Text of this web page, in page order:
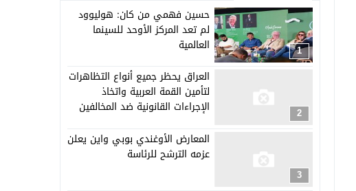
1
حسين فهمي من كان: هوليوود
لم تعد المركز الأوحد للسينما
العالمية
2
العراق يحظر جميع أنواع التظاهرات
لتأمين القمة العربية واتخاذ
الإجراءات القانونية ضد المخالفين
3
المعارض الأوغندي بوبي واين يعلن
عزمه الترشح للرئاسة